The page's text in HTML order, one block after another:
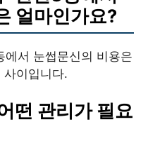
얼마인가요?
서 눈썹문신의 비용은
이입니다.
떤 관리가 필요